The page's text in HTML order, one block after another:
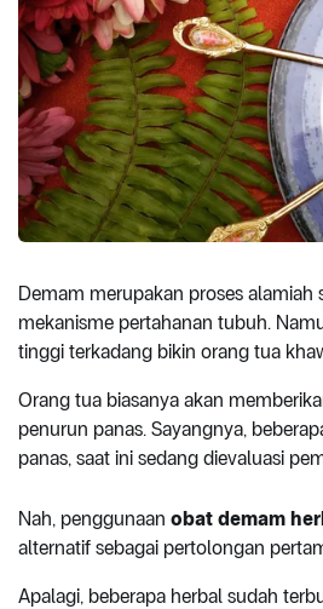
Demam merupakan proses alamiah
mekanisme pertahanan tubuh.
tinggi terkadang bikin orang tua
Orang tua biasanya akan
penurun panas. Sayangnya,
panas, saat ini sedang dievaluasi
Nah, penggunaan obat demam
alternatif sebagai pertolongan
Apalagi, beberapa herbal sudah